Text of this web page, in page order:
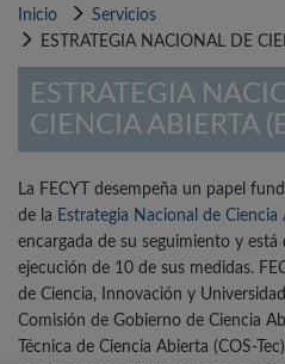
Inicio
Servicios
ESTRATEGIA NACIONAL DE
ESTRATEGIA
CIENCIA ABIERTA
La FECYT desempeña un papel
de la Estrategia Nacional de Ciencia
encargada de su seguimiento y
ejecución de 10 de sus medidas.
de Ciencia, Innovación y
Comisión de Gobierno de Ciencia
Técnica de Ciencia Abierta (COS-